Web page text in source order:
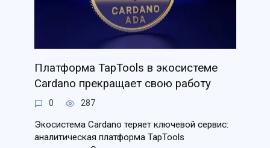
Платформа TapTools в экосистеме
Cardano прекращает свою работу
0 287
Экосистема Cardano теряет ключевой сервис:
аналитическая платформа TapTools